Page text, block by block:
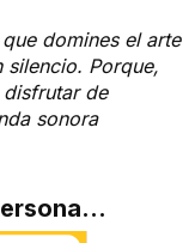
domines el arte
silencio. Porque,
de
sonora